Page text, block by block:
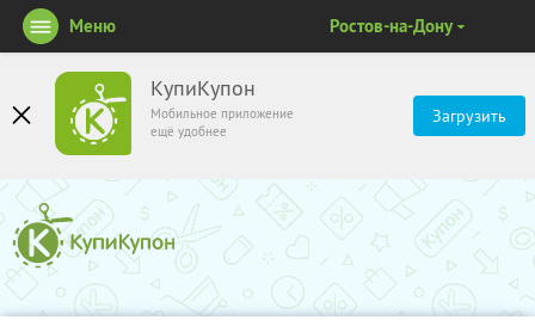
КупиКупон
Мобильное приложение
ещё удобнее
Загрузить
Меню Ростов-на-Дону